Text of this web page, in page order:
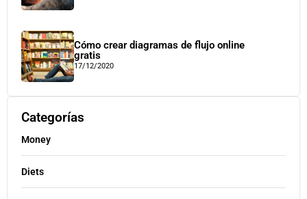
Cómo crear diagramas de flujo online
gratis
17/12/2020
Categorías
Money
Diets